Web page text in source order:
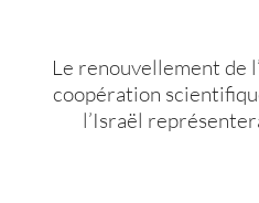
Le renouvellement de
coopération
l’Israël